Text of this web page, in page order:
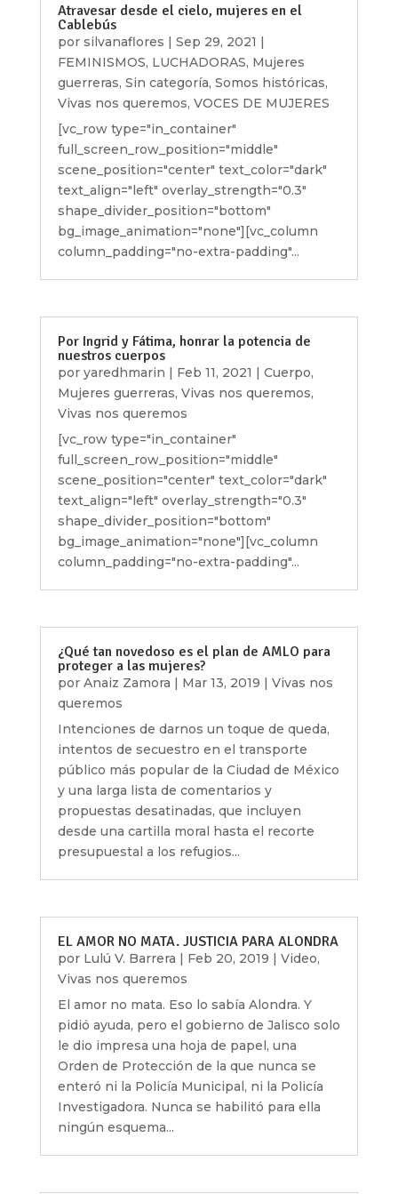
Atravesar desde el cielo, mujeres en el
Cablebús
por silvanaflores | Sep 29, 2021 |
FEMINISMOS, LUCHADORAS, Mujeres
guerreras, Sin categoría, Somos históricas,
Vivas nos queremos, VOCES DE MUJERES
[vc_row type="in_container"
full_screen_row_position="middle"
scene_position="center" text_color="dark"
text_align="left" overlay_strength="0.3"
shape_divider_position="bottom"
bg_image_animation="none"][vc_column
column_padding="no-extra-padding"...
Por Ingrid y Fátima, honrar la potencia de
nuestros cuerpos
por yaredhmarin | Feb 11, 2021 | Cuerpo,
Mujeres guerreras, Vivas nos queremos,
Vivas nos queremos
[vc_row type="in_container"
full_screen_row_position="middle"
scene_position="center" text_color="dark"
text_align="left" overlay_strength="0.3"
shape_divider_position="bottom"
bg_image_animation="none"][vc_column
column_padding="no-extra-padding"...
¿Qué tan novedoso es el plan de AMLO para
proteger a las mujeres?
por Anaiz Zamora | Mar 13, 2019 | Vivas nos
queremos
Intenciones de darnos un toque de queda,
intentos de secuestro en el transporte
público más popular de la Ciudad de México
y una larga lista de comentarios y
propuestas desatinadas, que incluyen
desde una cartilla moral hasta el recorte
presupuestal a los refugios...
EL AMOR NO MATA. JUSTICIA PARA ALONDRA
por Lulú V. Barrera | Feb 20, 2019 | Video,
Vivas nos queremos
El amor no mata. Eso lo sabía Alondra. Y
pidió ayuda, pero el gobierno de Jalisco solo
le dio impresa una hoja de papel, una
Orden de Protección de la que nunca se
enteró ni la Policía Municipal, ni la Policía
Investigadora. Nunca se habilitó para ella
ningún esquema...